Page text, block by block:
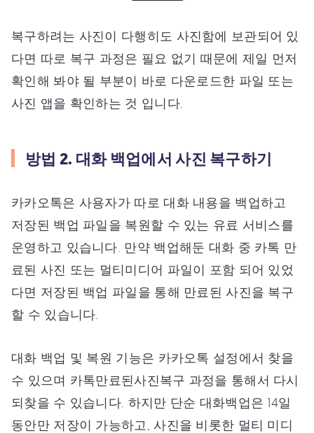
복구하려는 사진이 다행히도 사진함에 보관되어 있
다면 따로 복구 과정은 필요 없기 때문에 제일 먼저
확인해 봐야 될 부분이 바로 다운로드한 파일 또는
사진 앱을 확인하는 것 입니다.
방법 2. 대화 백업에서 사진 복구하기
카카오톡은 사용자가 따로 대화 내용을 백업하고
저장된 백업 파일을 복원할 수 있는 유료 서비스를
운영하고 있습니다. 만약 백업해둔 대화 중 카톡 만
료된 사진 또는 멀티미디어 파일이 포함 되어 있었
다면 저장된 백업 파일을 통해 만료된 사진을 복구
할 수 있습니다.
대화 백업 및 복원 기능은 카카오톡 설정에서 찾을
수 있으며 카톡만료된사진복구 과정을 통해서 다시
되찾을 수 있습니다. 하지만 단순 대화백업은 14일
동안만 저장이 가능하고, 사진을 비롯한 멀티 미디